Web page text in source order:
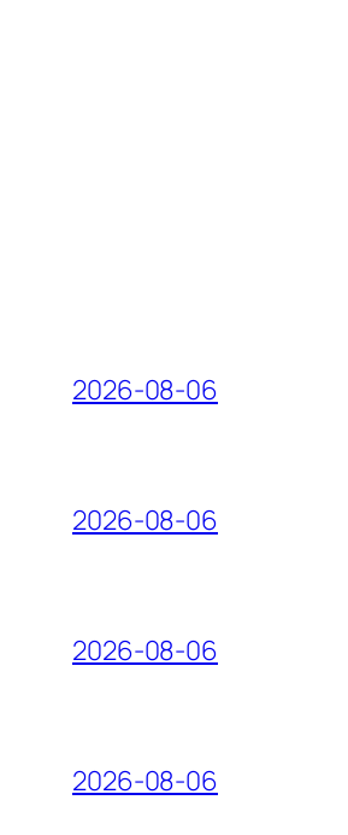
2026-08-06
2026-08-06
2026-08-06
2026-08-06